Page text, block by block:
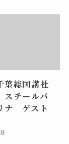
葉総国講社
チールパ
ナ ゲスト